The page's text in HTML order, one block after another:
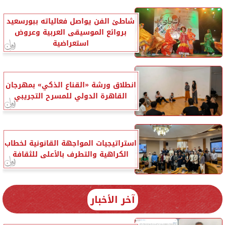
شاطئ الفن يواصل فعالياته ببورسعيد
بروائع الموسيقى العربية وعروض
استعراضية
انطلاق ورشة «القناع الذكي» بمهرجان
القاهرة الدولي للمسرح التجريبي
استراتيجيات المواجهة القانونية لخطاب
الكراهية والتطرف بالأعلى للثقافة
آخر الأخبار